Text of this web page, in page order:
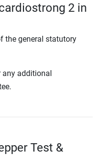
2 in
the general statutory
any additional
Test &